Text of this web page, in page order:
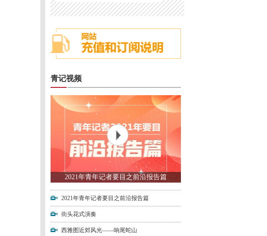
青记视频
2021年青年记者要目之前沿报告篇
2021年青年记者要目之前沿报告篇
街头花式演奏
西雅图近郊风光——响尾蛇山